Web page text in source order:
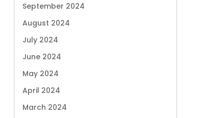
September 2024
August 2024
July 2024
June 2024
May 2024
April 2024
March 2024